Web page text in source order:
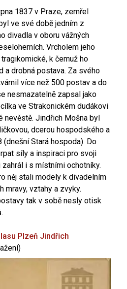
1837 v Praze, zemřel
ve své době jedním z
divadla v oboru vážných
Vrcholem jeho
k čemuž ho
a drobná postava. Za svého
více než 500 postav a do
nesmazatelně zapsal jako
ve Strakonickém dudákovi
nevěstě. Jindřich Mošna byl
dcerou hospodského a
(dnešní Stará hospoda). Do
síly a inspiraci pro svoji
i s místními ochotníky.
něj stali modely k divadelním
mravy, vztahy a zvyky.
tak v sobě nesly otisk
Plzeň Jindřich